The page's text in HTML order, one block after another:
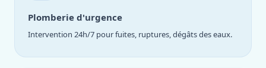
Plomberie d'urgence
Intervention 24h/7 pour fuites, ruptures, dégâts des eaux.